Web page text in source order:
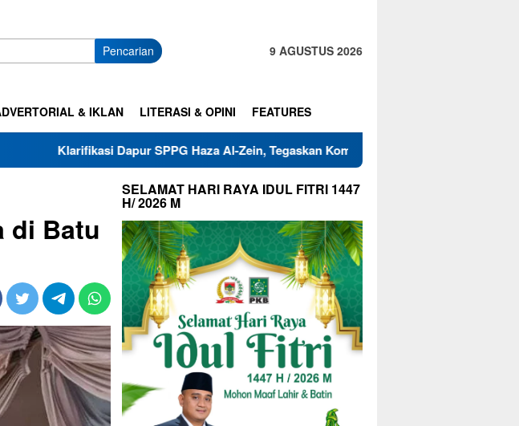
Pencarian 9 AGUSTUS 2026
& IKLAN LITERASI & OPINI FEATURES
Dapur SPPG Haza Al-Zein, Tegaskan Komitmen Jaga Mutu Makanan
di Batu
SELAMAT HARI RAYA IDUL FITRI 1447
H/ 2026 M